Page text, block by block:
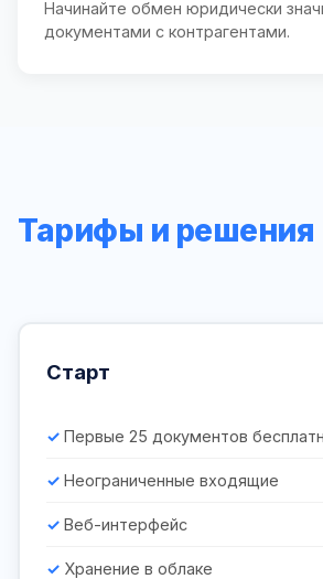
Начинайте обмен юридически
документами с контрагентами.
Тарифы и решения
Старт
Первые 25 документов
Неограниченные входящие
Веб-интерфейс
Хранение в облаке